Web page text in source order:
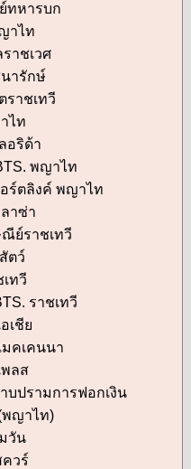
ทหารบก
าไท
าชเวศ
นารักษ์
ราชเทวี
ไท
อริด้า
พญาไท
ร์ตลิงค์ พญาไท
าซ่า
ย์ราชเทวี
ตว์
ทวี
ราชเทวี
เชีย
คเคนนา
ลส
บปรามการฟอกเงิน
พญาไท)
วัน
วร์